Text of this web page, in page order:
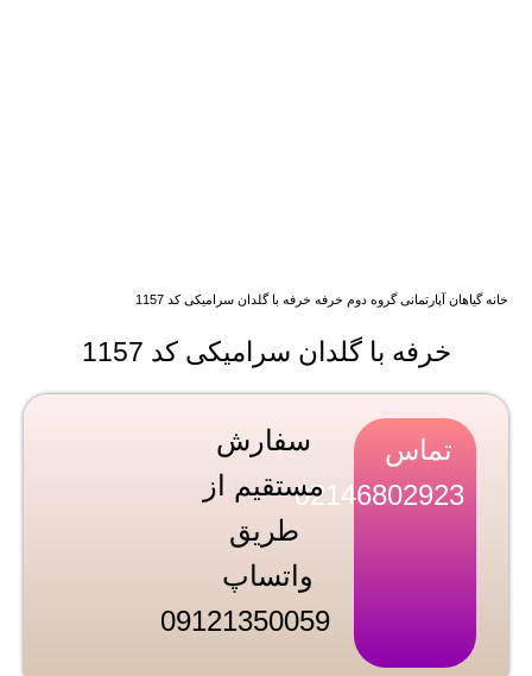
خانهگیاهان آپارتمانیگروه دوم خرفه خرفه با گلدان سرامیکی کد 1157
خرفه با گلدان سرامیکی کد 1157
تماس
02146802923
سفارش
مستقیم از
طریق
واتساپ
09121350059